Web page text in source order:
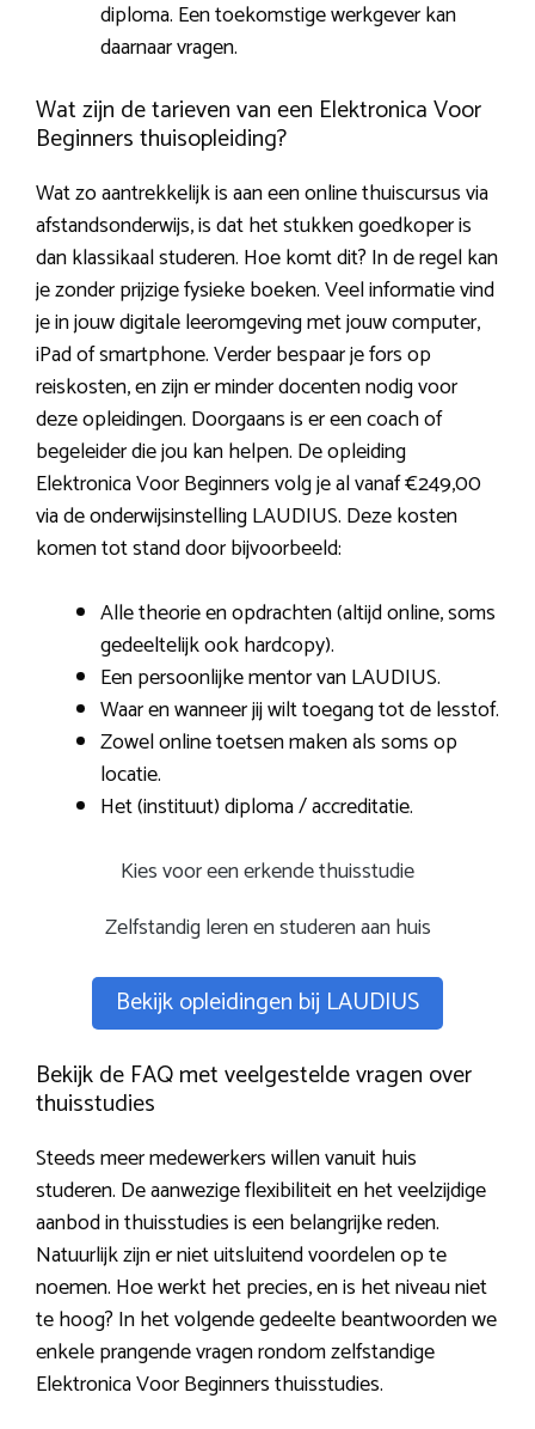
diploma. Een toekomstige werkgever kan
daarnaar vragen.
Wat zijn de tarieven van een Elektronica Voor
Beginners thuisopleiding?
Wat zo aantrekkelijk is aan een online thuiscursus via
afstandsonderwijs, is dat het stukken goedkoper is
dan klassikaal studeren. Hoe komt dit? In de regel kan
je zonder prijzige fysieke boeken. Veel informatie vind
je in jouw digitale leeromgeving met jouw computer,
iPad of smartphone. Verder bespaar je fors op
reiskosten, en zijn er minder docenten nodig voor
deze opleidingen. Doorgaans is er een coach of
begeleider die jou kan helpen. De opleiding
Elektronica Voor Beginners volg je al vanaf €249,00
via de onderwijsinstelling LAUDIUS. Deze kosten
komen tot stand door bijvoorbeeld:
Alle theorie en opdrachten (altijd online, soms
gedeeltelijk ook hardcopy).
Een persoonlijke mentor van LAUDIUS.
Waar en wanneer jij wilt toegang tot de lesstof.
Zowel online toetsen maken als soms op
locatie.
Het (instituut) diploma / accreditatie.
Kies voor een erkende thuisstudie
Zelfstandig leren en studeren aan huis
Bekijk opleidingen bij LAUDIUS
Bekijk de FAQ met veelgestelde vragen over
thuisstudies
Steeds meer medewerkers willen vanuit huis
studeren. De aanwezige flexibiliteit en het veelzijdige
aanbod in thuisstudies is een belangrijke reden.
Natuurlijk zijn er niet uitsluitend voordelen op te
noemen. Hoe werkt het precies, en is het niveau niet
te hoog? In het volgende gedeelte beantwoorden we
enkele prangende vragen rondom zelfstandige
Elektronica Voor Beginners thuisstudies.